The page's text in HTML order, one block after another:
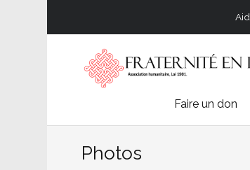
Faire un don
Photos